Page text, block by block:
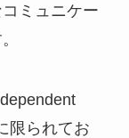
ミュニケー
限られてお